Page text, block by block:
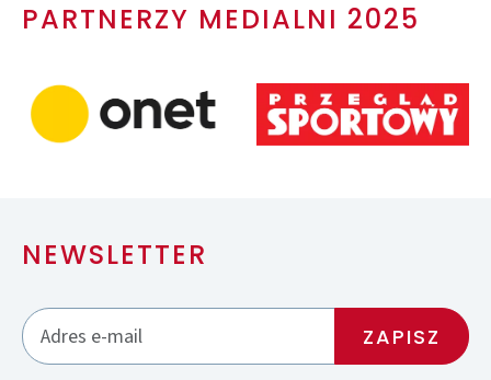
PARTNERZY MEDIALNI 2025
NEWSLETTER